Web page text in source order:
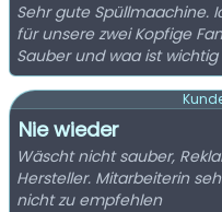
Sehr gute Spüllmaachine.
für unsere zwei Kopfige
Sauber und waa ist
Nie wieder
Wäscht nicht sauber,
Hersteller. Mitarbeiterin
nicht zu empfehlen